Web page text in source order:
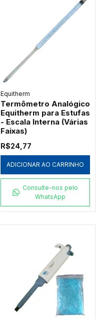
Equitherm
Termômetro Analógico
Equitherm para Estufas
- Escala Interna (Várias
Faixas)
R$24,77
ADICIONAR AO CARRINHO
Consulte-nos pelo
WhatsApp